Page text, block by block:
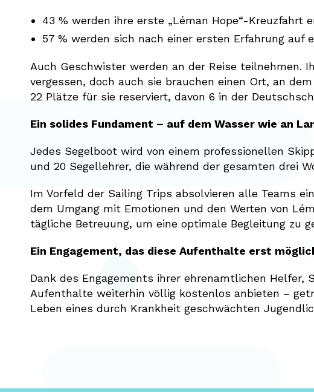
43 % werden ihre erste „Léman Hope“-Kreuzfahrt
57 % werden sich nach einer ersten Erfahrung auf
Auch Geschwister werden an der Reise teilnehmen.
vergessen, doch auch sie brauchen einen Ort, an
22 Plätze für sie reserviert, davon 6 in der
Ein solides Fundament – auf dem Wasser wie an
Jedes Segelboot wird von einem professionellen
und 20 Segellehrer, die während der gesamten drei
Im Vorfeld der Sailing Trips absolvieren alle Teams
dem Umgang mit Emotionen und den Werten von
tägliche Betreuung, um eine optimale Begleitung zu
Ein Engagement, das diese Aufenthalte erst
Dank des Engagements ihrer ehrenamtlichen Helfer,
Aufenthalte weiterhin völlig kostenlos anbieten –
Leben eines durch Krankheit geschwächten